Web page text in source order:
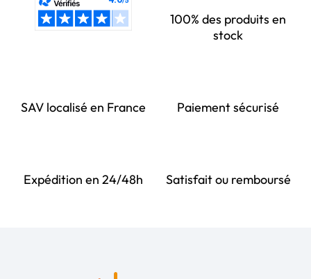
100% des produits en
stock
SAV localisé en France Paiement sécurisé
Expédition en 24/48h Satisfait ou remboursé